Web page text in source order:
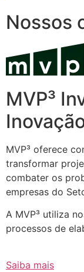
Nossos
MVP³
MVP³ oferece
transformar
combater os
empresas do
A MVP³ utiliza
processos de
Saiba mais